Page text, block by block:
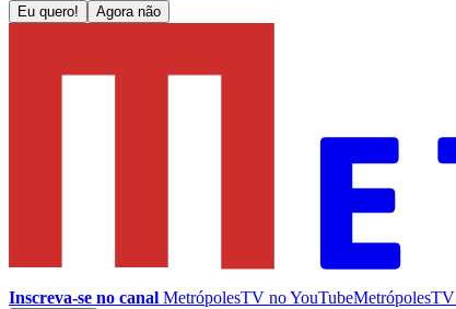
Eu quero! Agora não
Inscreva-se no canal MetrópolesTV noYouTubeMetrópolesTV